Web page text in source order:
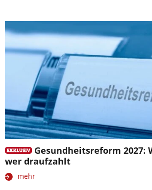
Gesundheitsreform 2027:
wer draufzahlt
mehr